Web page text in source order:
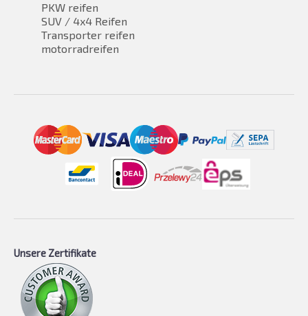
PKW reifen
SUV / 4x4 Reifen
Transporter reifen
motorradreifen
Unsere Zertifikate